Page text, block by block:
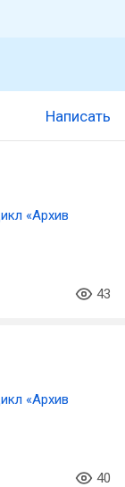
Написать
«Архив
43
«Архив
40